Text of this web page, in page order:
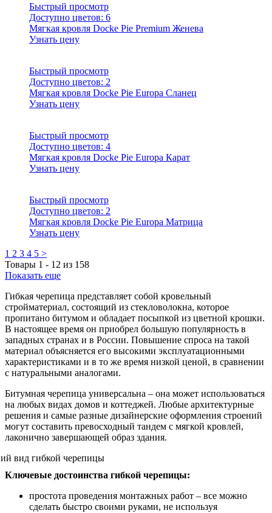
Быстрый просмотр
Доступно цветов: 6
Мягкая кровля Docke Pie Premium Женева
Узнать цену
Быстрый просмотр
Доступно цветов: 2
Мягкая кровля Docke Pie Europa Сланец
Узнать цену
Быстрый просмотр
Доступно цветов: 4
Мягкая кровля Docke Pie Europa Карат
Узнать цену
Быстрый просмотр
Доступно цветов: 2
Мягкая кровля Docke Pie Europa Матрица
Узнать цену
1 2 3 4 5 >
Товары 1 - 12 из 158
Показать еще
Гибкая черепица представляет собой кровельный
стройматериал, состоящий из стекловолокна, которое
пропитано битумом и обладает посыпкой из цветной крошки.
В настоящее время он приобрел большую популярность в
западных странах и в России. Повышение спроса на такой
материал объясняется его высокими эксплуатационными
характеристиками и в то же время низкой ценой, в сравнении
с натуральными аналогами.
Битумная черепица универсальна – она может использоваться
на любых видах домов и коттеджей. Любые архитектурные
решения и самые разные дизайнерские оформления строений
могут составить превосходный тандем с мягкой кровлей,
лаконично завершающей образ здания.
Ключевые достоинства гибкой черепицы:
простота проведения монтажных работ – все можно
сделать быстро своими руками, не используя